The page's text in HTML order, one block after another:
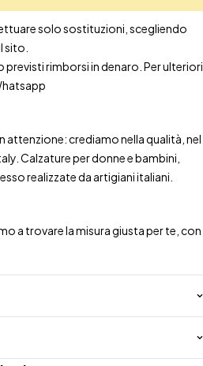
solo sostituzioni, scegliendo
sito.
rimborsi in denaro. Per ulteriori
attenzione: crediamo nella qualità, nel
Calzature per donne e bambini,
realizzate da artigiani italiani.
a trovare la misura giusta per te, con